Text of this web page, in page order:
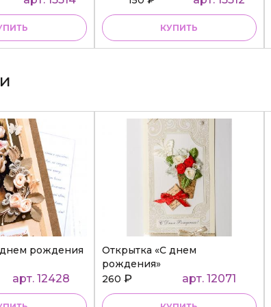
КУПИТЬ
рождения
арт. 12428
Открытка «С днем
рождения»
260 ₽ арт. 12071